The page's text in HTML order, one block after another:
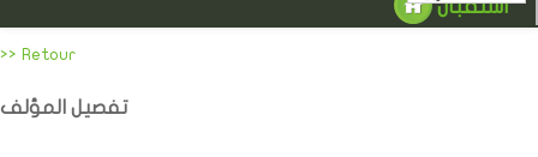
استقبال
>> Retour
تفصيل المؤلف